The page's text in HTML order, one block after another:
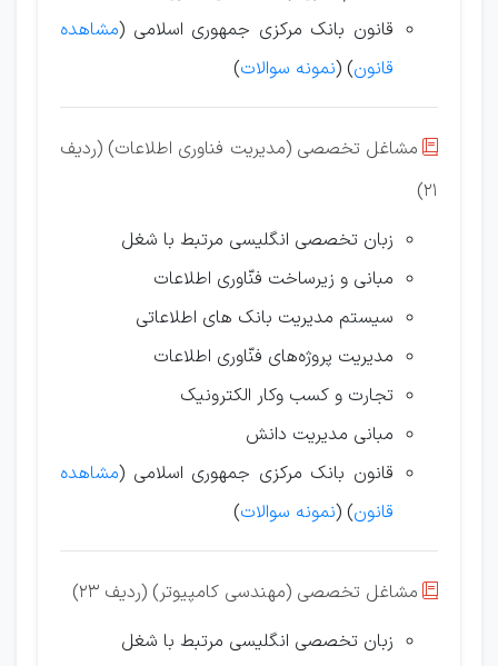
قانون بانک مرکزی جمهوری اسلامی (مشاهده
قانون) (نمونه سوالات)

مشاغل تخصصی (مدیریت فناوری اطلاعات) (ردیف
21)
زبان تخصصی انگلیسی مرتبط با شغل
مبانی و زیرساخت فنّاوری اطلاعات
سیستم مدیریت بانک های اطلاعاتی
مدیریت پروژه‌های فنّاوری اطلاعات
تجارت و کسب وکار الکترونیک
مبانی مدیریت دانش
قانون بانک مرکزی جمهوری اسلامی (مشاهده
قانون) (نمونه سوالات)

مشاغل تخصصی (مهندسی کامپیوتر) (ردیف 23)
زبان تخصصی انگلیسی مرتبط با شغل